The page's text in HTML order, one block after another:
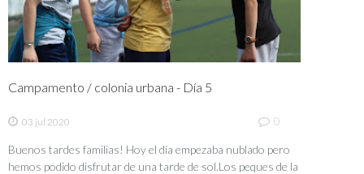
Campamento / colonia urbana - Día 5
03 jul 2020 0
Buenos tardes familias! Hoy el día empezaba nublado pero
hemos podido disfrutar de una tarde de sol.Los peques de la